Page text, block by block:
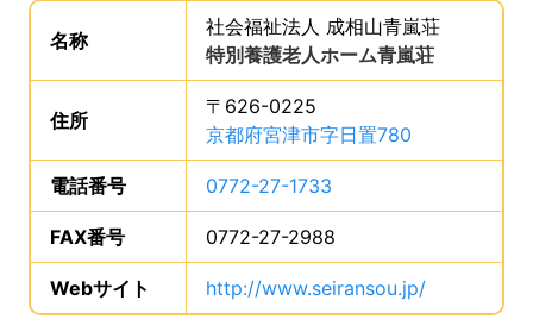
事業所の基礎データを読み上げます。
名称は、
社会福祉法人 成相山青嵐荘
特別養護老人ホーム青嵐荘
住所
〒626-0225
京都府宮津市字日置780
電話番号 0772-27-1733
FAX番号 0772-27-2988
Webサイト URLは、http://www.seiransou.jp/